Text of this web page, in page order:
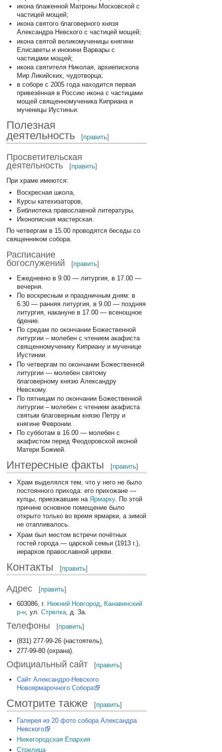
икона блаженной Матроны Московской с
частицей мощей;
икона святого благоверного князя
Александра Невского с частицей мощей;
икона святой великомученицы княгини
Елисаветы и инокини Варвары с
частицами мощей;
икона святителя Николая, архиепископа
Мир Ликийских, чудотворца;
в соборе с 2005 года находится первая
привезённая в Россию икона с частицами
мощей священномученика Киприана и
мученицы Иустиньи.
Полезная
деятельность
[править]
Просветительская
деятельность
[править]
При храме имеются:
Воскресная школа,
Курсы катехизаторов,
Библиотека православной литературы,
Иконописная мастерская.
По четвергам в 15.00 проводятся беседы со
священником собора.
Расписание
богослужений
[править]
Ежедневно в 9.00 — литургия, в 17.00 —
вечерня.
По воскресным и праздничным дням: в
6.30 — ранняя литургия, в 9.00 — поздняя
литургия, накануне в 17.00 — всенощное
бдение.
По средам по окончании Божественной
литургии – молебен с чтением акафиста
священномученику Киприану и мученице
Иустинии.
По четвергам по окончании Божественной
литургии — молебен святому
благоверному князю Александру
Невскому.
По пятницам по окончании Божественной
литургии – молебен с чтением акафиста
святым благоверным князю Петру и
княгине Февронии.
По субботам в 16.00 — молебен с
акафистом перед Феодоровской иконой
Матери Божией.
Интересные факты [править]
Храм выделялся тем, что у него не было
постоянного прихода: его прихожане —
купцы, приезжавшие на Ярмарку. По этой
причине основное помещение было
открыто только во время ярмарки, а зимой
не отапливалось.
Храм был местом встречи почётных
гостей города — царской семьи (1913 г.),
иерархов православной церкви.
Контакты [править]
Адрес [править]
603086, г. Нижний Новгород, Канавинский
р-н, ул. Стрелка, д. 3а.
Телефоны [править]
(831) 277-99-26 (настоятель),
277-99-80 (охрана).
Официальный сайт [править]
Сайт Александро-Невского
Новоярмарочного Собора
Смотрите также [править]
Галерея из 20 фото собора Александра
Невского
Нижегородская Епархия
Стрелица